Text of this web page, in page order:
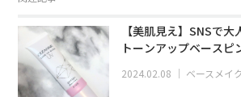
【美肌見え】SNSで
トーンアップベースピ
2024.02.08 ｜ ベースメイク